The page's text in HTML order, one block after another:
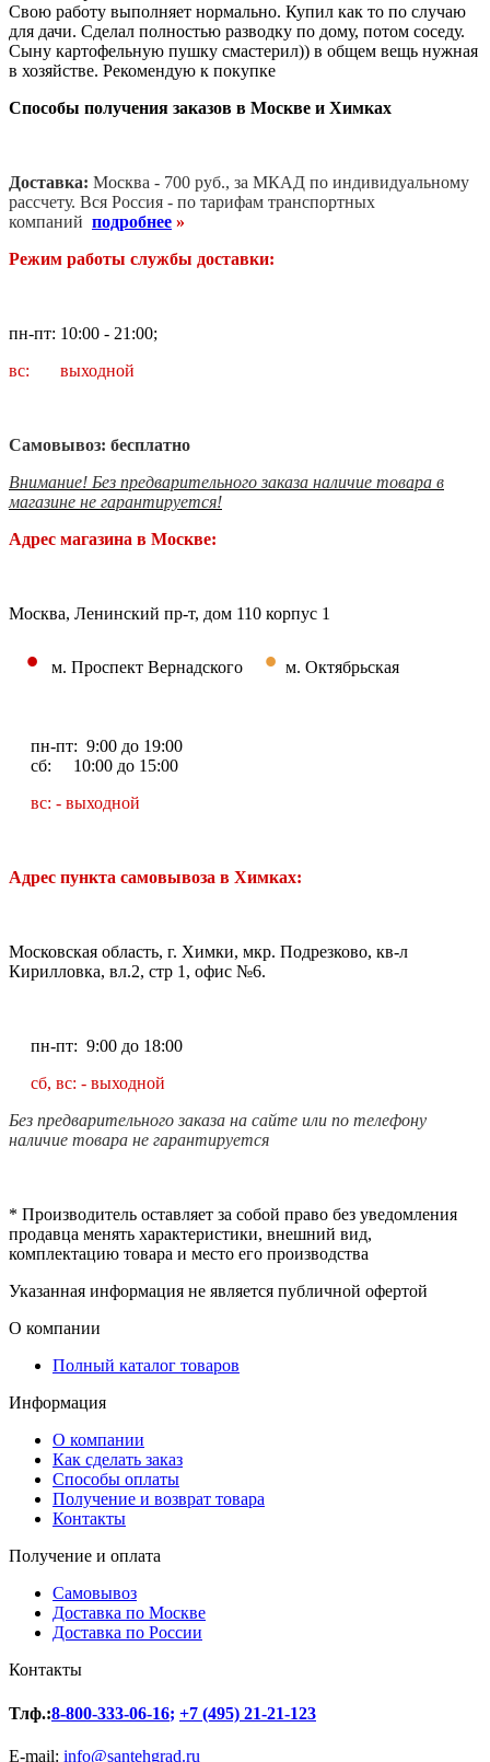
Свою работу выполняет нормально. Купил как то по случаю
для дачи. Сделал полностью разводку по дому, потом соседу.
Сыну картофельную пушку смастерил)) в общем вещь нужная
в хозяйстве. Рекомендую к покупке
Способы получения заказов в Москве и Химках
Доставка: Москва - 700 руб., за МКАД по индивидуальному
рассчету. Вся Россия - по тарифам транспортных
компаний подробнее »
Режим работы службы доставки:
пн-пт: 10:00 - 21:00;
вс: выходной
Самовывоз: бесплатно
Внимание! Без предварительного заказа наличие товара в
магазине не гарантируется!
Адрес магазина в Москве:
Москва, Ленинский пр-т, дом 110 корпус 1
• м. Проспект Вернадского • м. Октябрьская
пн-пт: 9:00 до 19:00
сб: 10:00 до 15:00
вс: - выходной
Адрес пункта самовывоза в Химках:
Московская область, г. Химки, мкр. Подрезково, кв-л
Кирилловка, вл.2, стр 1, офис №6.
пн-пт: 9:00 до 18:00
сб, вс: - выходной
Без предварительного заказа на сайте или по телефону
наличие товара не гарантируется
* Производитель оставляет за собой право без уведомления
продавца менять характеристики, внешний вид,
комплектацию товара и место его производства
Указанная информация не является публичной офертой
О компании
Полный каталог товаров
Информация
О компании
Как сделать заказ
Способы оплаты
Получение и возврат товара
Контакты
Получение и оплата
Самовывоз
Доставка по Москве
Доставка по России
Контакты
Тлф.:8-800-333-06-16; +7 (495) 21-21-123
E-mail: info@santehgrad.ru